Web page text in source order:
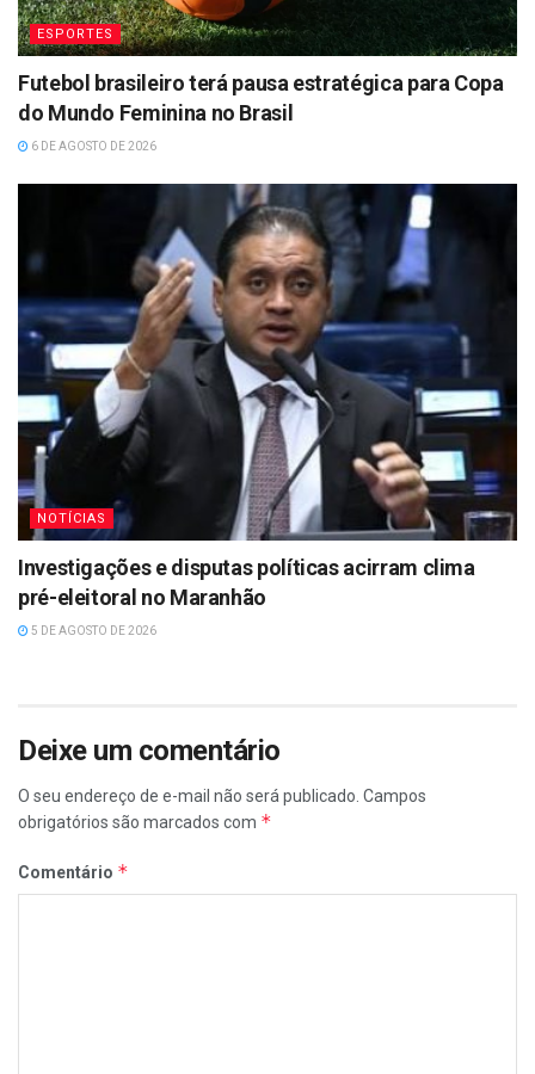
ESPORTES
Futebol brasileiro terá pausa estratégica para Copa
do Mundo Feminina no Brasil
6 DE AGOSTO DE 2026
NOTÍCIAS
Investigações e disputas políticas acirram clima
pré-eleitoral no Maranhão
5 DE AGOSTO DE 2026
Deixe um comentário
O seu endereço de e-mail não será publicado. Campos
obrigatórios são marcados com *
Comentário *